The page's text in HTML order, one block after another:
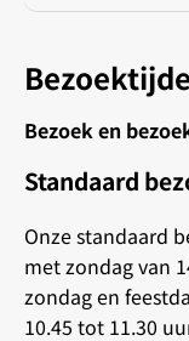
Bezoek en
Standaard
Onze standaard
met zondag van
zondag en
10.45 tot 11.30